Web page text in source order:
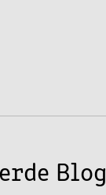
Blog